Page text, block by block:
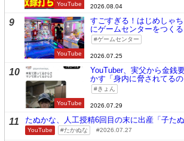
YouTube 2026.08.04
9
YouTube
すごすぎる！はじめしゃ
にゲームセンターをつくる
ゲームセンター
2026.07.25
10
YouTube
YouTuber、実父から金銭
かす「身内に脅されてるの
きょん
2026.07.29
11 たぬかな、人工授精6回目の末に出産「子た
YouTube たかぬな 2026.07.27